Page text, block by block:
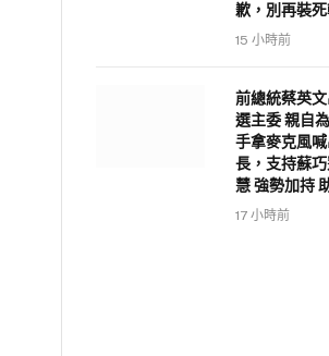
歉，別再裝
15 小時前
前總統蔡英
選主委 親自
手拿麥克風
長，支持蘇
慧 強勢加持
17 小時前